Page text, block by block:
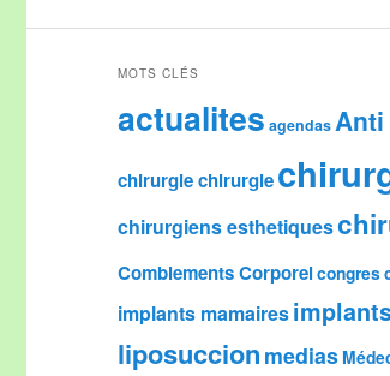
MOTS CLÉS
actualites agendasAnti
chirurgie chirurgie
chirurgiens esthetiques
Comblements Corporelcongres
implants mamaires
liposuccion medias